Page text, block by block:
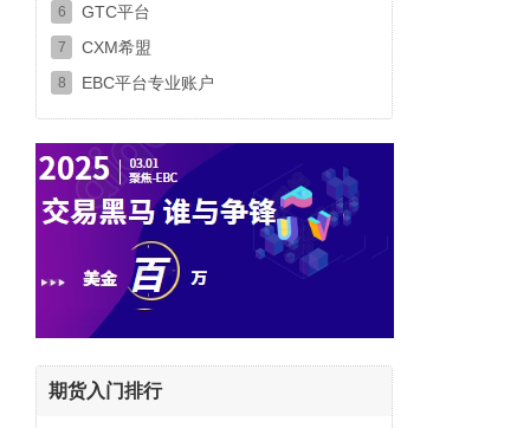
6 GTC平台
7 CXM希盟
8 EBC平台专业账户
期货入门排行